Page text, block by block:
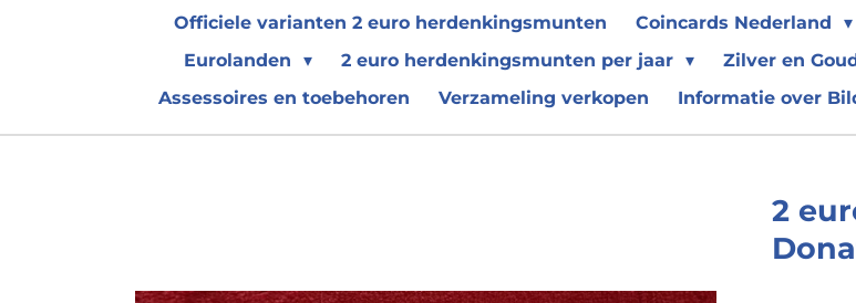
Officiele varianten 2 euro herdenkingsmunten
Coincards Nederland
Eurolanden
2 euro herdenkingsmunten per jaar Zilver en
Assessoires en toebehoren
Verzameling verkopen Informatie over
2